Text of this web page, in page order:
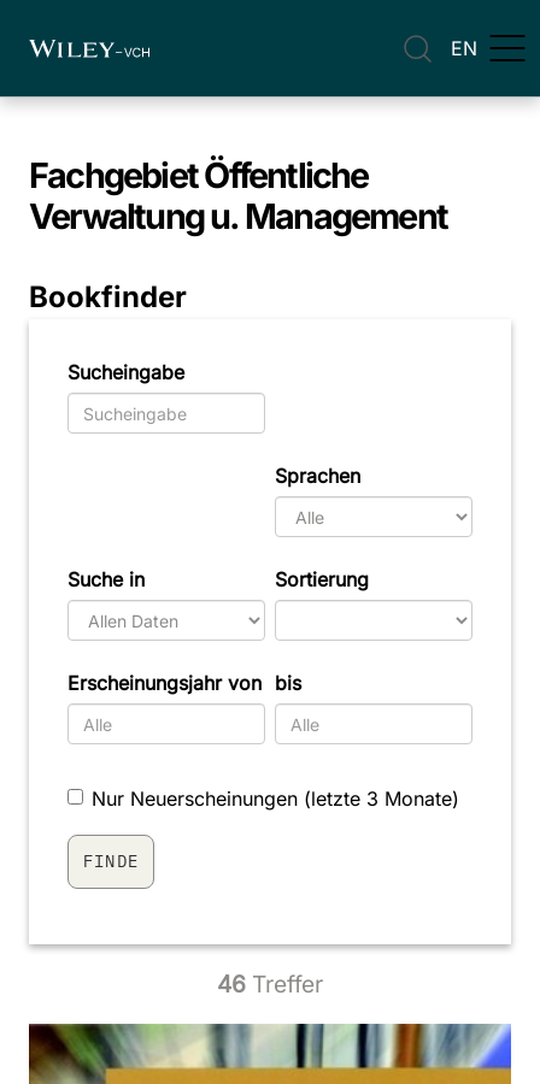
EN
FachgebietÖffentliche
Verwaltung u. Management
Bookfinder
Sucheingabe
Sprachen
Suche in
Erscheinungsjahr von bis
Sortierung
Nur Neuerscheinungen (letzte 3 Monate)
46 Treffer